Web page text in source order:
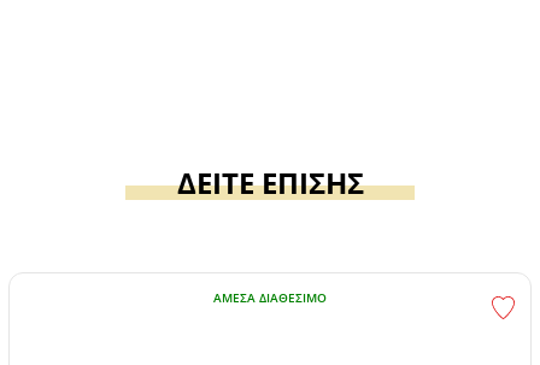
ΔΕΙΤΕ ΕΠΙΣΗΣ
ΆΜΕΣΑ ΔΙΑΘΈΣΙΜΟ